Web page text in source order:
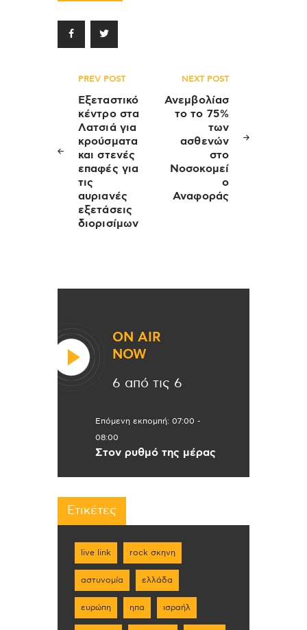
Πλοήγηση
άρθρων
PREV POST
Εξεταστικό
κέντρο στα
Λατσιά για
κρούσματα
και στενές
επαφές για
τις
αυριανές
εξετάσεις
διορισίμων
NEXT POST
Ανεμβολίασ
το το 75%
των
ασθενών
στο
Νοσοκομεί
ο
Αναφοράς
ON AIR
NOW
6 από τις 6
Επόμενη εκπομπή: 07:00 -
08:00
Στον ρυθμό της μέρας
Ετικέτες
live link rock σκηνη
αστυνομία ελλάδα
ευρώπη ηπα ισραήλ